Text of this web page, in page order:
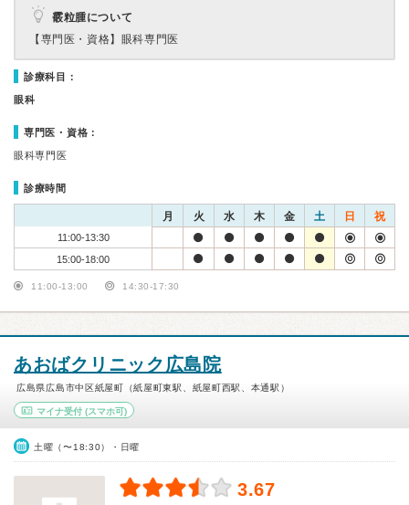
霰粒腫について
【専門医・資格】 眼科専門医
診療科目：
眼科
専門医・資格：
眼科専門医
診療時間
月 火 水 木 金 土 日 祝
11:00-13:30
15:00-18:00
11:00-13:00 14:30-17:30
あおばクリニック広島院
広島県広島市中区紙屋町（紙屋町東駅、紙屋町西駅、本通駅）
マイナ受付 (スマホ可)
土曜（〜18:30）・日曜
3.67